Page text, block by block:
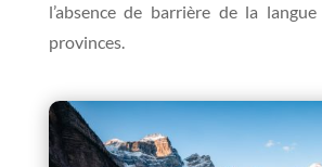
l’absence de barrière de la
provinces.